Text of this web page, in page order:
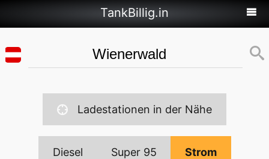
TankBillig.in
Ladestationen in der Nähe
Diesel Super 95 Strom